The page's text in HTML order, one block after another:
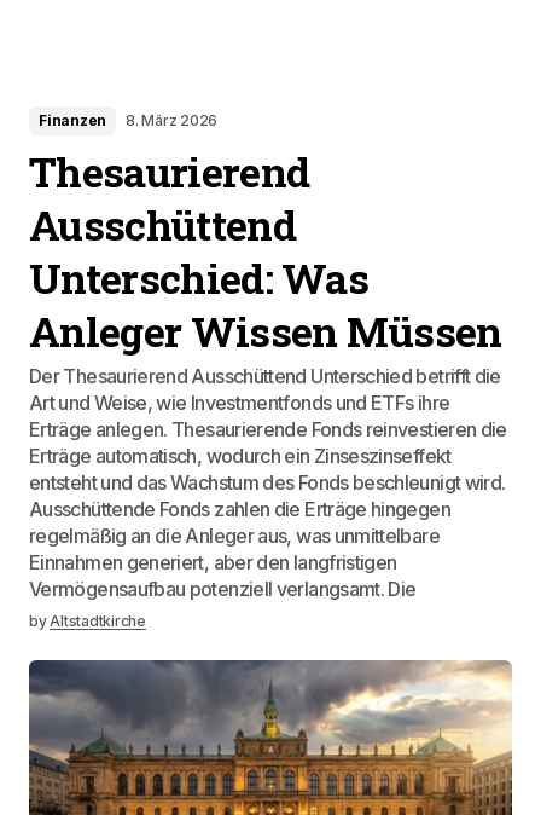
Finanzen 8. März 2026
Thesaurierend
Ausschüttend
Unterschied: Was
Anleger Wissen Müssen
Der Thesaurierend Ausschüttend Unterschied betrifft die
Art und Weise, wie Investmentfonds und ETFs ihre
Erträge anlegen. Thesaurierende Fonds reinvestieren die
Erträge automatisch, wodurch ein Zinseszinseffekt
entsteht und das Wachstum des Fonds beschleunigt wird.
Ausschüttende Fonds zahlen die Erträge hingegen
regelmäßig an die Anleger aus, was unmittelbare
Einnahmen generiert, aber den langfristigen
Vermögensaufbau potenziell verlangsamt. Die
byAltstadtkirche